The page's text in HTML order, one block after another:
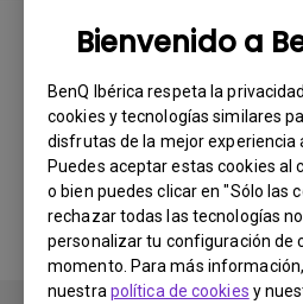
Bienvenido a
BenQ Ibérica respeta la
cookies y tecnologías similares
disfrutas de la mejor experiencia
Puedes aceptar estas cookies al
o bien puedes clicar en "Sólo las
rechazar todas las tecnologías
personalizar tu configuración de
momento. Para más
nuestra política de cookies y
No hay vídeos